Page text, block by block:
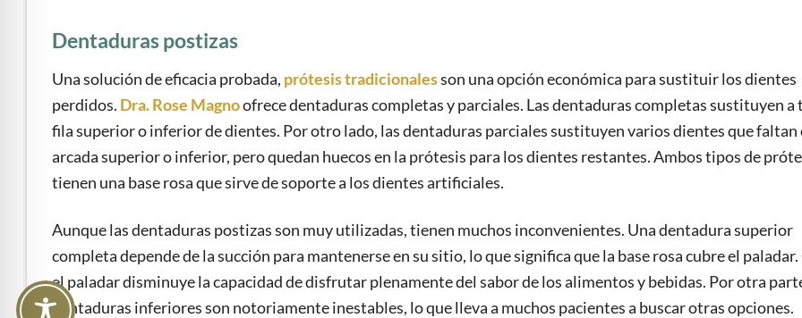
Dentaduras postizas
Una solución de eficacia probada, prótesis tradicionalesson una opción económica para sustituir los dientes
perdidos. Dra. Rose Magnoofrece dentaduras completas y parciales. Las dentaduras completas sustituyen a
fila superior o inferior de dientes. Por otro lado, las dentaduras parciales sustituyen varios dientes que faltan
arcada superior o inferior, pero quedan huecos en la prótesis para los dientes restantes. Ambos tipos de
tienen una base rosa que sirve de soporte a los dientes artificiales.
Aunque las dentaduras postizas son muy utilizadas, tienen muchos inconvenientes. Una dentadura superior
completa depende de la succión para mantenerse en su sitio, lo que significa que la base rosa cubre el
el paladar disminuye la capacidad de disfrutar plenamente del sabor de los alimentos y bebidas. Por otra
dentaduras inferiores son notoriamente inestables, lo que lleva a muchos pacientes a buscar otras opciones.